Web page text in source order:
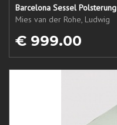
Barcelona Sessel Polsterung
Mies van der Rohe, Ludwig
€ 999.00